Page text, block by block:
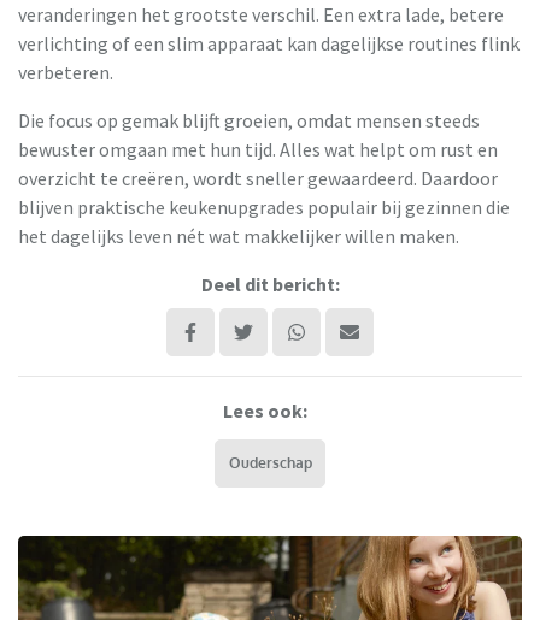
veranderingen het grootste verschil. Een extra lade, betere
verlichting of een slim apparaat kan dagelijkse routines flink
verbeteren.
Die focus op gemak blijft groeien, omdat mensen steeds
bewuster omgaan met hun tijd. Alles wat helpt om rust en
overzicht te creëren, wordt sneller gewaardeerd. Daardoor
blijven praktische keukenupgrades populair bij gezinnen die
het dagelijks leven nét wat makkelijker willen maken.
Deel dit bericht:
Lees ook:
Ouderschap